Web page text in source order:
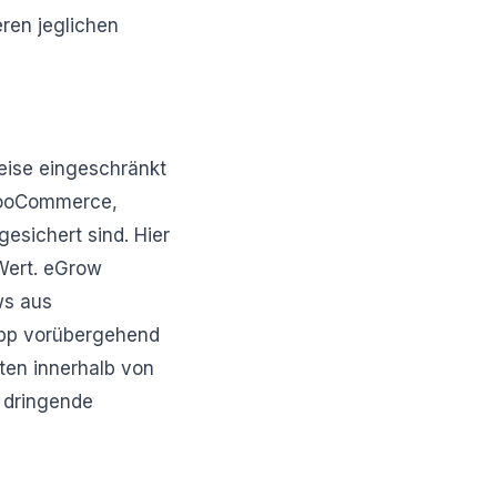
jeglichen
eingeschränkt
sind. Hier
eGrow
aus
vorübergehend
innerhalb von